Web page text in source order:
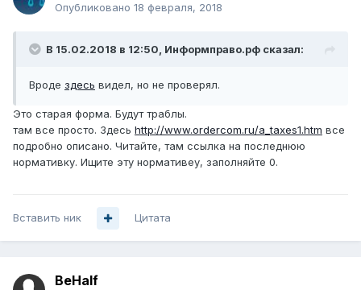
Опубликовано 18 февраля, 2018
В 15.02.2018 в 12:50, Информправо.рф сказал:
Вроде здесь видел, но не проверял.
Это старая форма. Будут траблы.
там все просто. Здесь http://www.ordercom.ru/a_taxes1.htm все
подробно описано. Читайте, там ссылка на последнюю
нормативку. Ищите эту нормативеу, заполняйте 0.
Вставить ник Цитата
BeHalf